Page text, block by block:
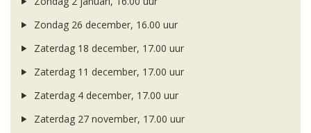
Zondag 26 december, 16.00 uur
Zaterdag 18 december, 17.00 uur
Zaterdag 11 december, 17.00 uur
Zaterdag 4 december, 17.00 uur
Zaterdag 27 november, 17.00 uur